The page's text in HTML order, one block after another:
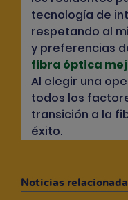
tecnología de
respetando al
y preferencias
fibra óptica
Al elegir una
todos los
transición a la
éxito.
Noticias